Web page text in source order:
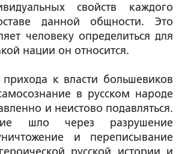
свойств каждого
данной общности. Это
человеку определиться для
нации он относится.
к власти большевиков
в русском народе
и неистово подавляться.
шло через разрушение
и переписывание
русской истории и